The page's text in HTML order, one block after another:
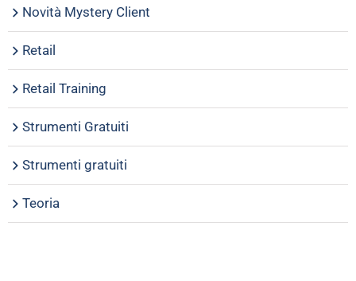
Novità Mystery Client
Retail
Retail Training
Strumenti Gratuiti
Strumenti gratuiti
Teoria